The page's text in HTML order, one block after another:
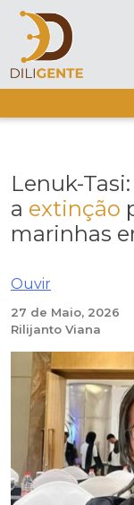
Skip
content
Lenuk-
a extinção
marinhas
Ouvir
27 de Maio, 2026
Rilijanto Viana